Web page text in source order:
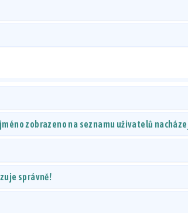
zobrazeno na seznamu uživatelů
správně!